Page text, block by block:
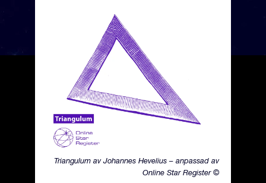
Triangulum av Johannes Hevelius – anpassad av
Online Star Register ©